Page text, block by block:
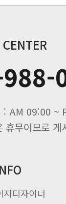
해물과 백두
해물과 백두
동해물과 백두
해물과 백두
: AM 09:00 ~
휴무이므로 게
지디자이너